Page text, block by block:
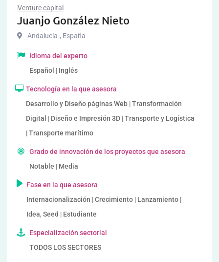
Venture capital
Juanjo González Nieto
Andalucía-, España
Idioma del experto
Español | Inglés
Tecnología en la que asesora
Desarrollo y Diseño páginas Web | Transformación
Digital | Diseño e Impresión 3D | Transporte y Logística
| Transporte marítimo
Grado de innovación de los proyectos que asesora
Notable | Media
Fase en la que asesora
Internacionalización | Crecimiento | Lanzamiento |
Idea, Seed | Estudiante
Especialización sectorial
TODOS LOS SECTORES